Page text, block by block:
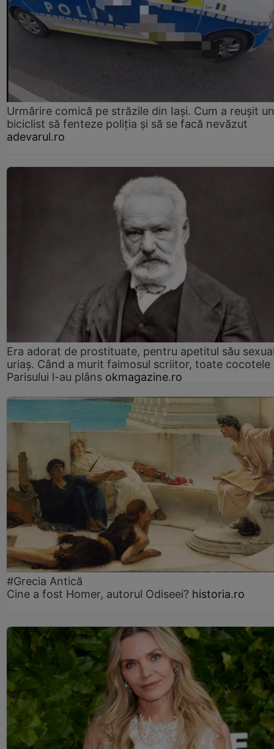
Urmărire comică pe străzile din Iași. Cum a reușit un
biciclist să fenteze poliția și să se facă nevăzut
adevarul.ro
Era adorat de prostituate, pentru apetitul său
uriaș. Când a murit faimosul scriitor, toate cocotele
Parisului l-au plâns okmagazine.ro
#Grecia Antică
Cine a fost Homer, autorul Odiseei? historia.ro